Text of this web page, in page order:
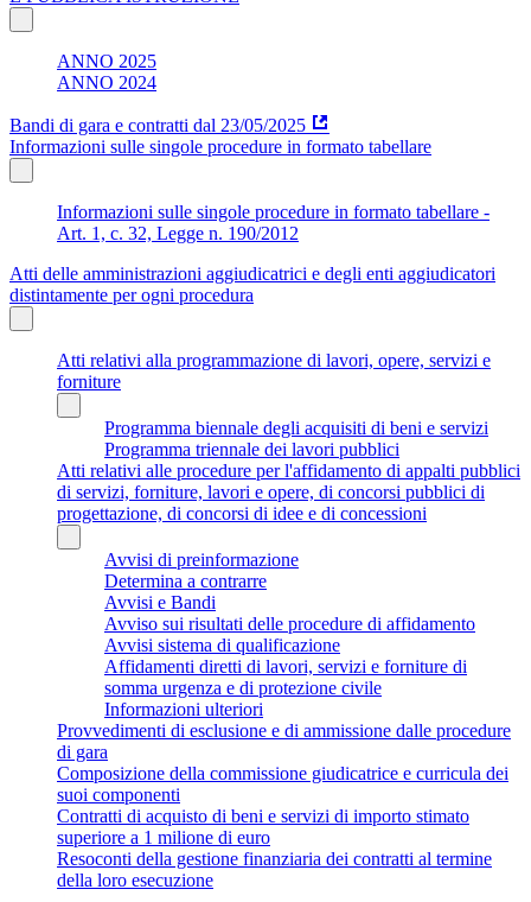
ANNO 2025
ANNO 2024
Bandi di gara e contratti dal 23/05/2025
Informazioni sulle singole procedure in formato tabellare
Informazioni sulle singole procedure in formato tabellare -
Art. 1, c. 32, Legge n. 190/2012
Atti delle amministrazioni aggiudicatrici e degli enti aggiudicatori
distintamente per ogni procedura
Atti relativi alla programmazione di lavori, opere, servizi e
forniture
Programma biennale degli acquisiti di beni e servizi
Programma triennale dei lavori pubblici
Atti relativi alle procedure per l'affidamento di appalti pubblici
di servizi, forniture, lavori e opere, di concorsi pubblici di
progettazione, di concorsi di idee e di concessioni
Avvisi di preinformazione
Determina a contrarre
Avvisi e Bandi
Avviso sui risultati delle procedure di affidamento
Avvisi sistema di qualificazione
Affidamenti diretti di lavori, servizi e forniture di
somma urgenza e di protezione civile
Informazioni ulteriori
Provvedimenti di esclusione e di ammissione dalle procedure
di gara
Composizione della commissione giudicatrice e curricula dei
suoi componenti
Contratti di acquisto di beni e servizi di importo stimato
superiore a 1 milione di euro
Resoconti della gestione finanziaria dei contratti al termine
della loro esecuzione